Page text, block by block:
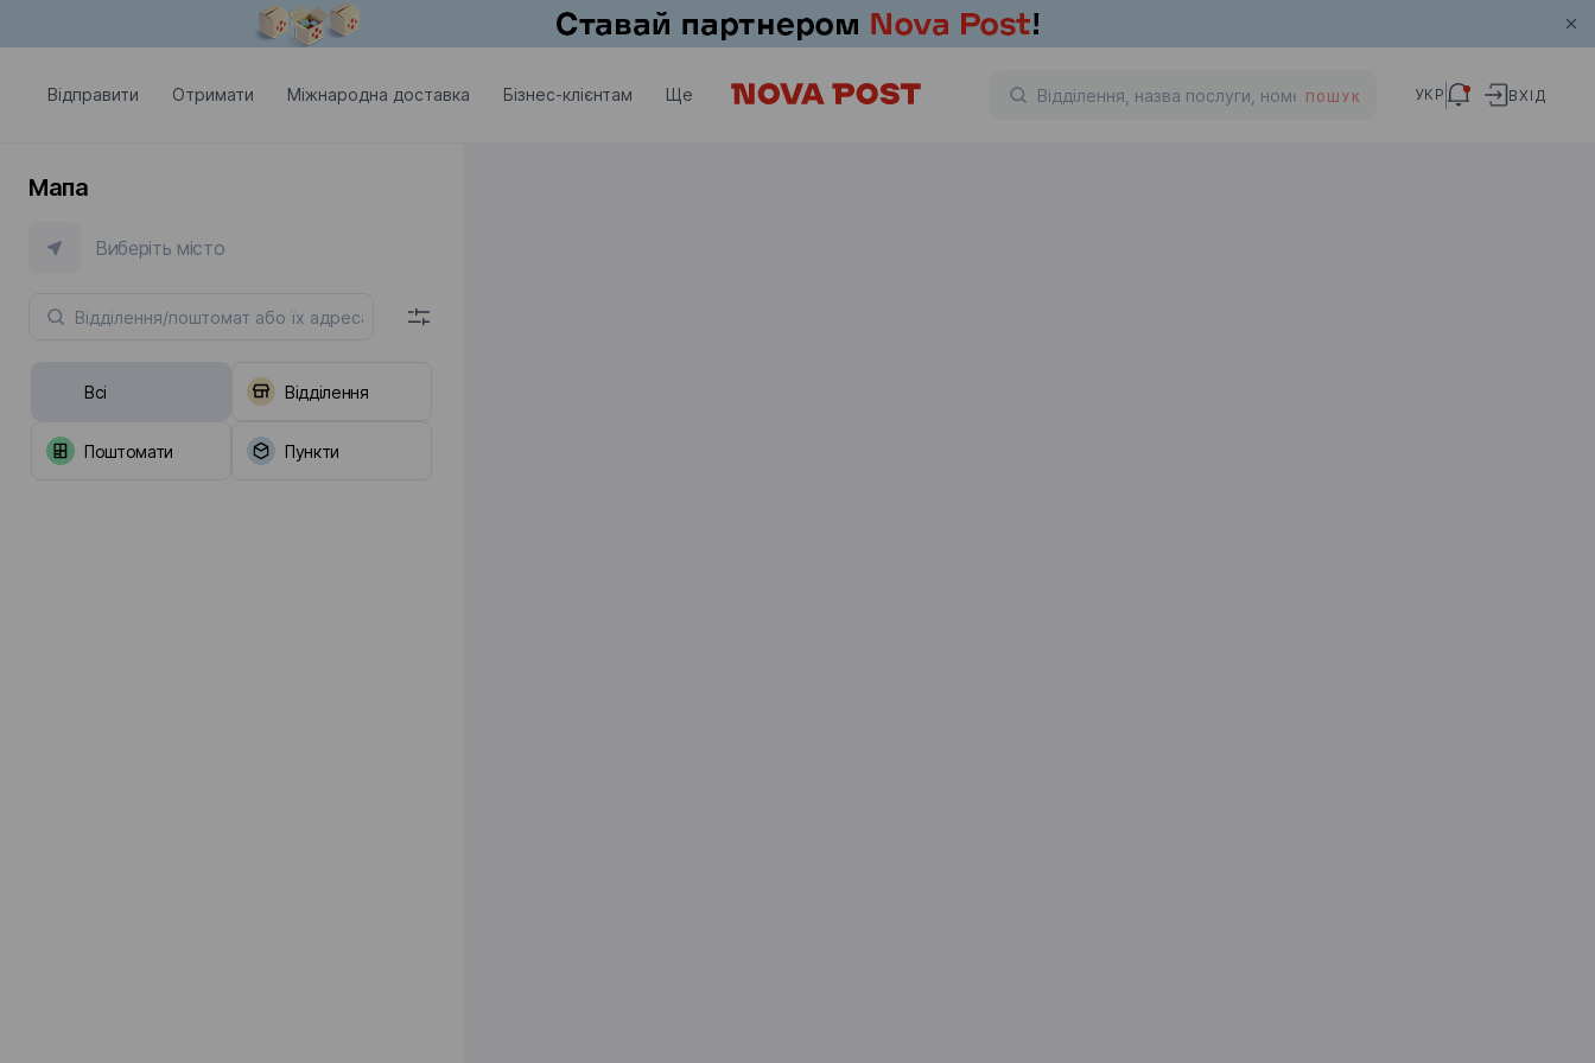
Відправити Отримати Міжнародна доставка Бізнес-клієнтам Ще ПОШУК УКР ВХІД
Мапа
Виберіть місто
Всі Відділення
Поштомати Пункти